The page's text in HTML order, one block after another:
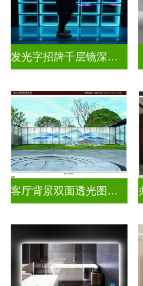
发光字招牌千层镜深渊镜
客厅背景双面透光图案水墨画玻璃